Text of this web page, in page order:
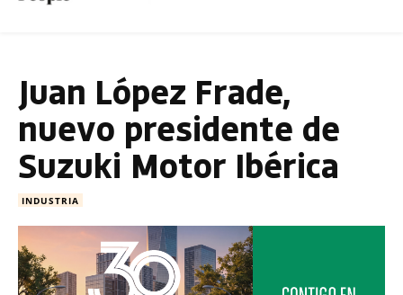
Juan López Frade,
nuevo presidente de
Suzuki Motor Ibérica
INDUSTRIA